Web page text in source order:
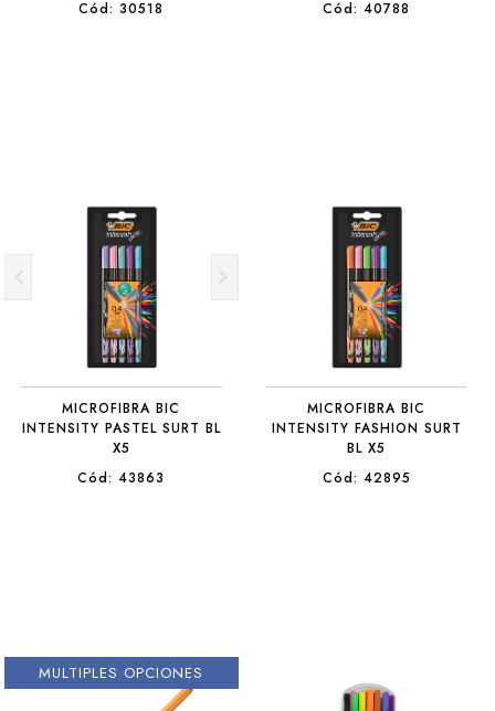
Cód: 30518
Cód: 40788
MICROFIBRA BIC
INTENSITY PASTEL SURT BL
X5
Cód: 43863
MICROFIBRA BIC
INTENSITY FASHION SURT
BL X5
Cód: 42895
MULTIPLES OPCIONES